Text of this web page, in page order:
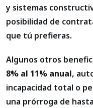
y sistemas
posibilidad de
que tú prefieras.
Algunos otros
8% al 11% anual,
incapacidad total o
una prórroga de